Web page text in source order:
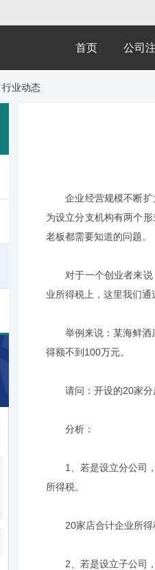
首页 公司
行业动态
企业经营规模不断扩大
为设立分支机构有两个
老板都需要知道的问题。
对于一个创业者来说，
业所得税上，这里我们
举例来说：某海鲜酒店
得额不到100万元。
请问：开设的20家分
分析：
1、若是设立分公司，
所得税。
20家店合计企业所得
2、若是设立子公司，